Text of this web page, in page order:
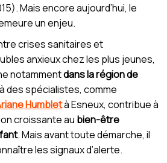
Mais encore aujourd’hui, le
un enjeu.
crises sanitaires et
anxieux chez les plus jeunes,
notammentdans la région de
des spécialistes, comme
Humbletà Esneux, contribue à
croissante au bien-être
. Mais avant toute démarche, il
les signaux d’alerte.